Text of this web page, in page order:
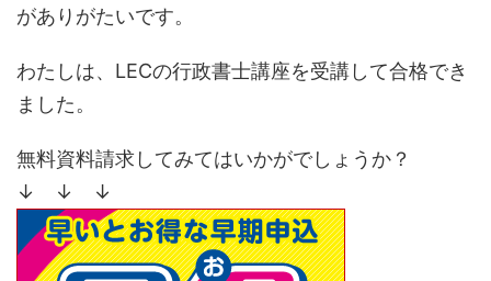
がありがたいです。
わたしは、LECの行政書士講座を受講して合格でき
ました。
無料資料請求してみてはいかがでしょうか？
↓ ↓ ↓